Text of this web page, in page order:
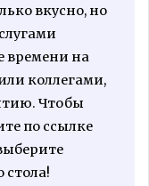
вкусно, но
времени на
коллегами,
Чтобы
по ссылке
стола!